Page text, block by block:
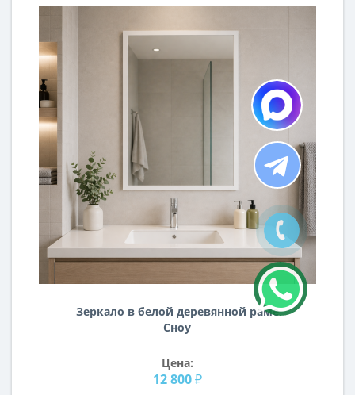
Зеркало в белой деревянной раме
Сноу
Цена:
12 800 ₽